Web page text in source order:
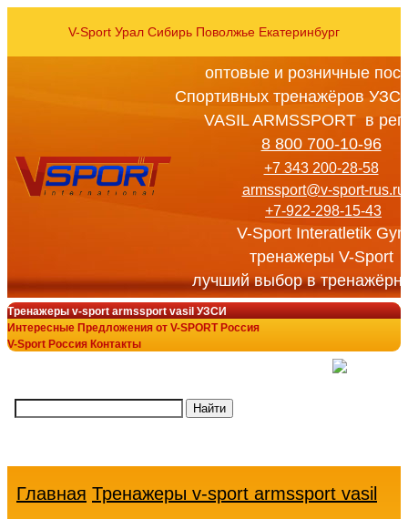
V-Sport Урал Сибирь Поволжье Екатеринбург
оптовые и розничные
Спортивных тренажёров
VASIL ARMSSPORT в
8 800 700-10-96
+7 343 200-28-58
armssport@v-sport-rus.ru
+7-922-298-15-43
V-Sport Interatletik
тренажеры V-Sport
лучший выбор в
Тренажеры v-sport armssport vasil УЗСИ
Интересные Предложения от V-SPORT Россия
V-Sport Россия Контакты
Главная Тренажеры v-sport armssport vasil